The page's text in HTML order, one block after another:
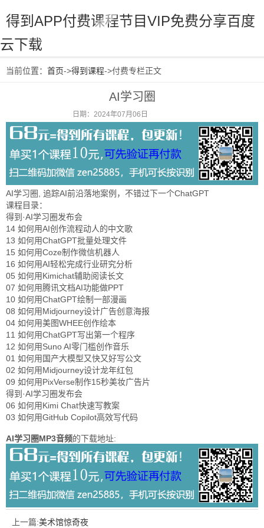
得到APP付费课程节目VIP免费分享百度
云下载
当前位置： 首页->得到课程->付费专栏正文
AI学习圈
日期：2024年07月06日
AI学习圈, 追踪AI前沿落地案例，不错过下一个ChatGPT
课程目录：
得到·AI学习圈发布会
14 如何用AI创作流程动人的中文歌
13 如何用ChatGPT批量处理文件
15 如何用Coze制作微信机器人
16 如何用AI轻松完成行业研究分析
05 如何用Kimichat辅助阅读长文
07 如何用腾讯文档AI功能做PPT
10 如何用ChatGPT绘制一部漫画
08 如何用Midjourney设计广告创意海报
04 如何用美图WHEE创作绘本
11 如何用ChatGPT写出第一个程序
12 如何用Suno AI零门槛创作音乐
01 如何用国产大模型又快又好写公文
02 如何用Midjourney设计龙年红包
09 如何用PixVerse制作15秒美妆广告片
得到·AI学习圈发布会
06 如何用Kimi Chat快速写教案
03 如何用GitHub Copilot高效写代码
AI学习圈MP3音频的下载地址:
上一篇:美术馆惊奇夜